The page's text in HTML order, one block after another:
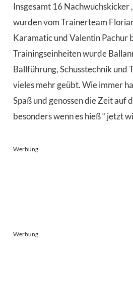
Insgesamt 16
wurden vom Trainerteam
Karamatic und Valentin Pachur
Trainingseinheiten wurde
Ballführung, Schusstechnik und
vieles mehr geübt. Wie immer
Spaß und genossen die Zeit auf
besonders wenn es hieß “ jetzt
Werbung
Werbung